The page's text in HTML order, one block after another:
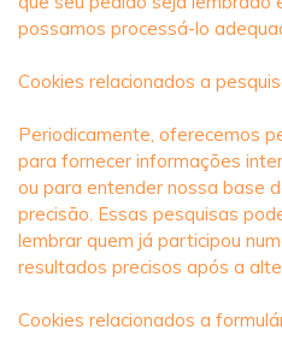
possamos processá-lo
Cookies relacionados a
Periodicamente, oferecemos
para fornecer informações
ou para entender nossa base
precisão. Essas pesquisas
lembrar quem já participou
resultados precisos após a
Cookies relacionados a